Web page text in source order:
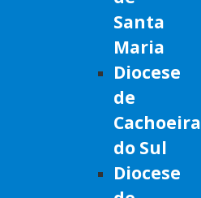
Santa
Maria
Diocese
de
Cachoeira
do Sul
Diocese